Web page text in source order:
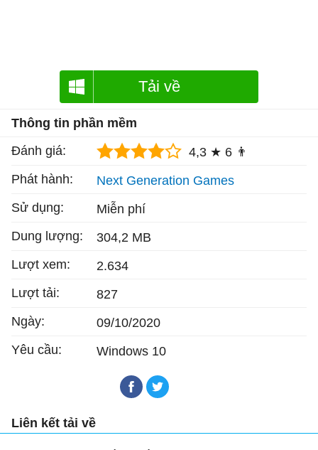
Tải về
Thông tin phần mềm
Đánh giá:
4,3 ★ 6 👨
Phát hành:
Next Generation Games
Sử dụng:
Miễn phí
Dung lượng:
304,2 MB
Lượt xem:
2.634
Lượt tải:
827
Ngày:
09/10/2020
Yêu cầu:
Windows 10
Liên kết tải về